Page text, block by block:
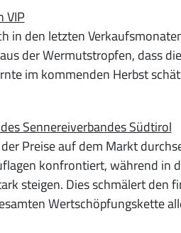
VIP
in den letzten
der Wermutstropfen, dass
im kommenden Herbst
Sennereiverbandes Südtirol
Preise auf dem Markt
konfrontiert, während in
steigen. Dies schmälert
Wertschöpfungskette